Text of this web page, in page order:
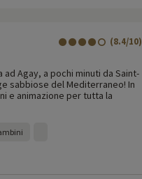
(8.4/10)
ad Agay, a pochi minuti da Saint-
sabbiose del Mediterraneo! In
e animazione per tutta la